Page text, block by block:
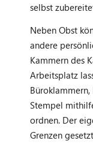
selbst
Neben Obst
andere
Kammern des
Arbeitsplatz
Stempel
ordnen. Der
Grenzen